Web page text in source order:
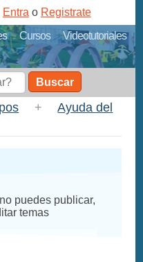
Cursos
Videotutoriales
Entra o Registrate
Buscar
+
Ayuda del
puedes publicar,
temas